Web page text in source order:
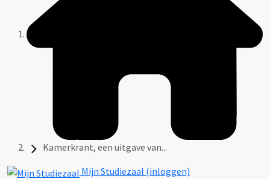
Kamerkrant, een uitgave van...
Mijn Studiezaal (inloggen)